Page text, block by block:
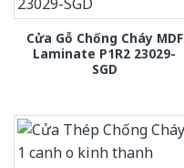
Cửa Gỗ Chống Cháy MDF
Laminate P1R2 23029-
SGD